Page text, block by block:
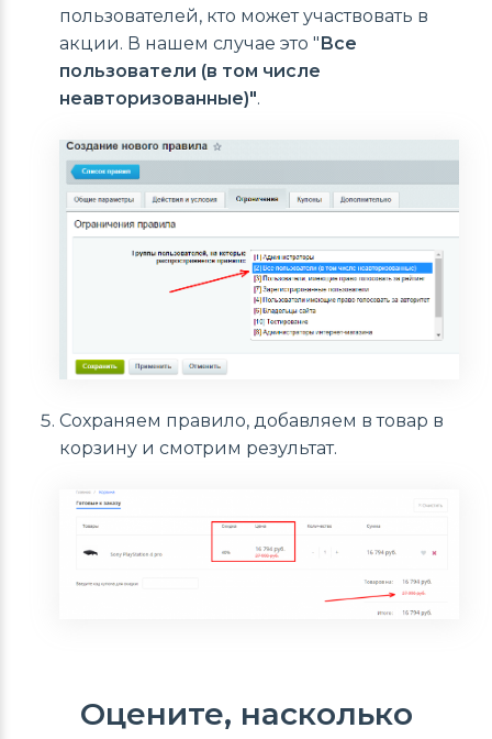
пользователей, кто может участвовать в
акции. В нашем случае это "Все
пользователи (в том числе
неавторизованные)".
Сохраняем правило, добавляем в товар в
корзину и смотрим результат.
Оцените, насколько